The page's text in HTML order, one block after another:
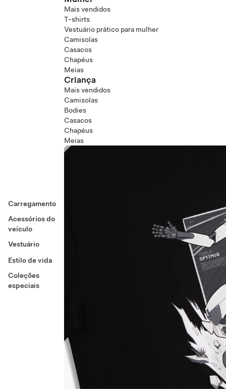
Carregamento
Acessórios do
veículo
Vestuário
Estilo de vida
Coleções
especiais
Mais vendidos
T-shirts
Vestuário prático para mulher
Camisolas
Casacos
Chapéus
Meias
Criança
Mais vendidos
Camisolas
Bodies
Casacos
Chapéus
Meias